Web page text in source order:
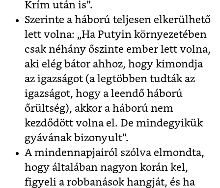
Krím után is”.
Szerinte a háború teljesen elkerülhető
lett volna: „Ha Putyin környezetében
csak néhány őszinte ember lett volna,
aki elég bátor ahhoz, hogy kimondja
az igazságot (a legtöbben tudták az
igazságot, hogy a leendő háború
őrültség), akkor a háború nem
kezdődött volna el. De mindegyikük
gyávának bizonyult”.
A mindennapjairól szólva elmondta,
hogy általában nagyon korán kel,
figyeli a robbanások hangját, és ha